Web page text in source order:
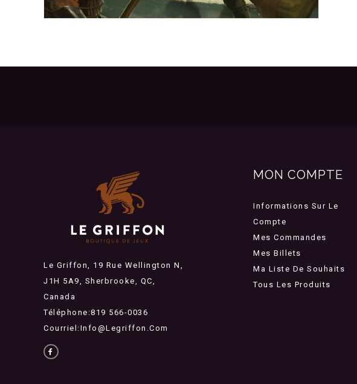
Le Griffon, 19 Rue Wellington N,
J1H 5A9, Sherbrooke, QC,
Canada
Téléphone:819 566-0036
Courriel:Info@legriffon.com
MON COMPTE
Informations Sur Le
Compte
Mes Commandes
Mes Billets
Ma Liste De Souhaits
Tous Les Produits